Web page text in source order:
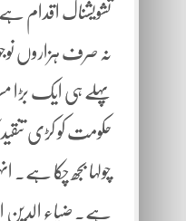
نہ صرف ہزاروں
پہلے ہی ایک بڑا
حکومت کو کڑی
چولہا بجھ چکا ہے۔
ہے۔ ضیاء الدین